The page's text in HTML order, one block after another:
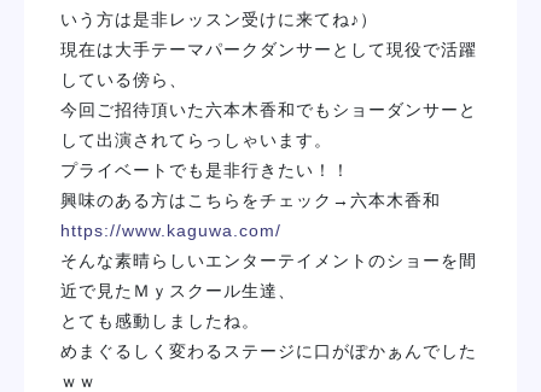
いう方は是非レッスン受けに来てね♪）
現在は大手テーマパークダンサーとして現役で活躍
している傍ら、
今回ご招待頂いた六本木香和でもショーダンサーと
して出演されてらっしゃいます。
プライベートでも是非行きたい！！
興味のある方はこちらをチェック→六本木香和
https://www.kaguwa.com/
そんな素晴らしいエンターテイメントのショーを間
近で見たＭｙスクール生達、
とても感動しましたね。
めまぐるしく変わるステージに口がぽかぁんでした
ｗｗ
就職・デビュー
入学案内
スクールライフ
訪問者別